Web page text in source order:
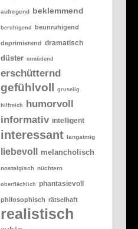
aufregend beklemmend
beruhigend beunruhigend
deprimierend dramatisch
düster ermüdend
erschütternd
gefühlvoll gruselig
hilfreich
humorvoll
informativ intelligent
interessant langatmig
liebevoll melancholisch
nostalgisch nüchtern
oberflächlich phantasievoll
philosophisch rätselhaft
realistisch